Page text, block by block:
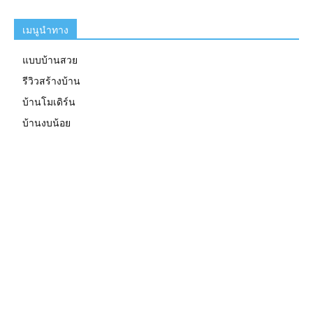
เมนูนำทาง
แบบบ้านสวย
รีวิวสร้างบ้าน
บ้านโมเดิร์น
บ้านงบน้อย